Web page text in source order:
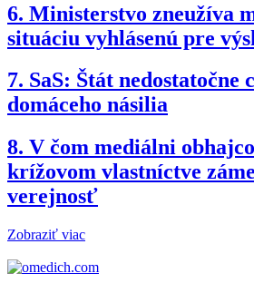
6. Ministerstvo zneužíva
situáciu vyhlásenú pre
7. SaS: Štát nedostatočne
domáceho násilia
8. V čom mediálni
krížovom vlastníctve
verejnosť
Zobraziť viac